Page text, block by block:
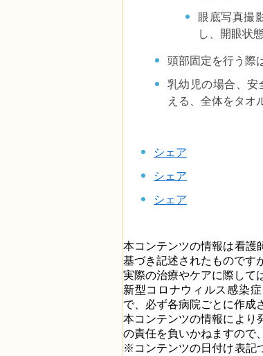
眼底写真撮
し、開眼状
頭部固定を行う際
乳幼児の場合、安
える、全体をタオ
シェア
シェア
シェア
本コンテンツの情報は看護
基づき記述されたものです
実際の治療やケアに際して
新型コロナウィルス感染
で、必ず各病院ごとに作成
本コンテンツの情報により
の責任を負いかねますので
※コンテンツの日付け表記